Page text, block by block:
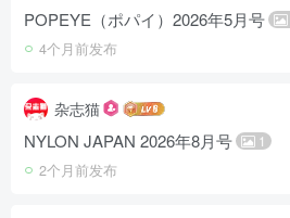
POPEYE（ポパイ）2026年5月号
4个月前发布
杂志猫
NYLON JAPAN 2026年8月号 1
2个月前发布